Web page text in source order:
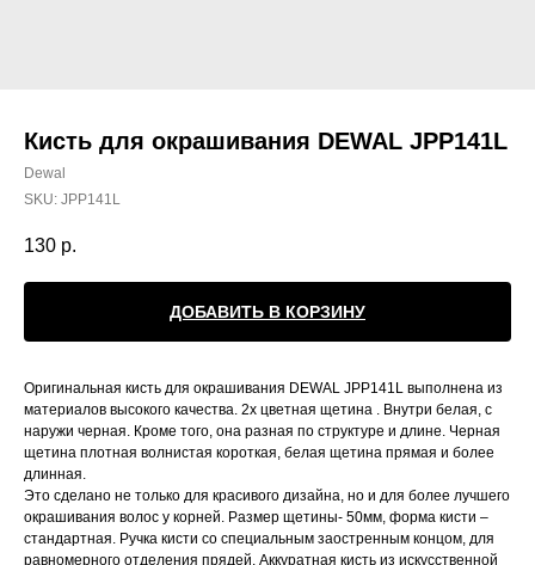
Кисть для окрашивания DEWAL JPP141L
Dewal
SKU: JPP141L
130 р.
ДОБАВИТЬ В КОРЗИНУ
Оригинальная кисть для окрашивания DEWAL JPP141L выполнена из
материалов высокого качества. 2х цветная щетина . Внутри белая, с
наружи черная. Кроме того, она разная по структуре и длине. Черная
щетина плотная волнистая короткая, белая щетина прямая и более
длинная.
Это сделано не только для красивого дизайна, но и для более лучшего
окрашивания волос у корней. Размер щетины- 50мм, форма кисти –
стандартная. Ручка кисти со специальным заостренным концом, для
равномерного отделения прядей. Аккуратная кисть из искусственной